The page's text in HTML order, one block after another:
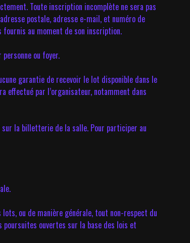
Toute inscription incomplète ne sera pas
postale, adresse e-mail, et numéro de
au moment de son inscription.
ou foyer.
garantie de recevoir le lot disponible dans le
effectué par l’organisateur, notamment dans
la billetterie de la salle. Pour participer au
ou de manière générale, tout non-respect du
ouvertes sur la base des lois et